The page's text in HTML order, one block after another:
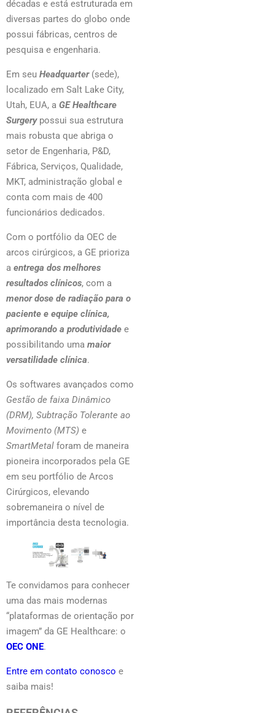
décadas e está estruturada em
diversas partes do globo onde
possui fábricas, centros de
pesquisa e engenharia.
Em seu Headquarter(sede),
localizado em Salt Lake City,
Utah, EUA, a GE Healthcare
Surgerypossui sua estrutura
mais robusta que abriga o
setor de Engenharia, P&D,
Fábrica, Serviços, Qualidade,
MKT, administração global e
conta com mais de 400
funcionários dedicados.
Com o portfólio da OEC de
arcos cirúrgicos, a GE prioriza
a entrega dos melhores
resultados clínicos, com a
menor dose de radiação para o
paciente e equipe clínica,
aprimorando a produtividade e
possibilitando uma maior
versatilidade clínica.
Os softwares avançados como
Gestão de faixa Dinâmico
(DRM), Subtração Tolerante ao
Movimento (MTS) e
SmartMetal foram de maneira
pioneira incorporados pela GE
em seu portfólio de Arcos
Cirúrgicos, elevando
sobremaneira o nível de
importância desta tecnologia.
Te convidamos para conhecer
uma das mais modernas
“plataformas de orientação por
imagem” da GE Healthcare: o
OEC ONE.
Entre em contato conosco e
saiba mais!